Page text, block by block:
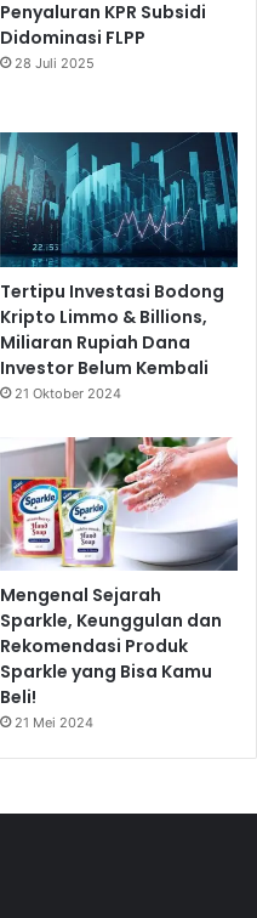
Penyaluran KPR Subsidi
Didominasi FLPP
28 Juli 2025
Tertipu Investasi Bodong
Kripto Limmo & Billions,
Miliaran Rupiah Dana
Investor Belum Kembali
21 Oktober 2024
Mengenal Sejarah
Sparkle, Keunggulan dan
Rekomendasi Produk
Sparkle yang Bisa Kamu
Beli!
21 Mei 2024